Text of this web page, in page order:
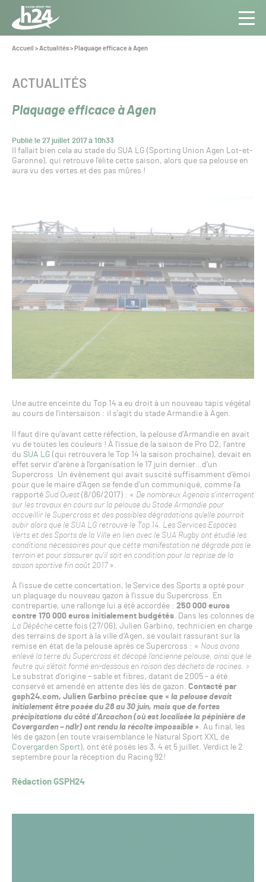
Panneau de gestion des cookies
Aller au contenu
Toute
l’info
Pro
Vous
Accueil >Actualités> Plaquage efficace à Agen
Plaquage efficace à Agen
Publié le 27 juillet 2017 à 10h33
CATÉGORIE :
ACTUALITÉS
Il fallait bien cela au stade du SUA LG (Sporting Union Agen Lot-et-
Garonne), qui retrouve l’élite cette saison, alors que sa pelouse en
aura vu des vertes et des pas mûres !
Une autre enceinte du Top 14 a eu droit à un nouveau tapis végétal
au cours de l’intersaison : il s’agit du stade Armandie à Agen.
Il faut dire qu’avant cette réfection, la pelouse d’Armandie en avait
vu de toutes les couleurs ! À l’issue de la saison de Pro D2, l’antre
du SUA LG (qui retrouvera le Top 14 la saison prochaine), devait en
effet servir d’arène à l’organisation le 17 juin dernier…d’un
Supercross. Un évènement qui avait suscité suffisamment d’émoi
pour que le maire d’Agen se fende d’un communiqué, comme l’a
rapporté Sud Ouest(8/06/2017) : « De nombreux Agenais s’interrogent
sur les travaux en cours sur la pelouse du Stade Armandie pour
accueillir le Supercross et des possibles dégradations qu’elle pourrait
subir alors que le SUA LG retrouve le Top 14. Les Services Espaces
Verts et des Sports de la Ville en lien avec le SUA Rugby ont étudié les
conditions nécessaires pour que cette manifestation ne dégrade pas le
terrain et pour s’assurer qu’il soit en condition pour la reprise de la
saison sportive fin août 2017».
À l’issue de cette concertation, le Service des Sports a opté pour
un plaquage du nouveau gazon à l’issue du Supercross. En
contrepartie, une rallonge lui a été accordée : 250 000 euros
contre 170 000 euros initialement budgétés. Dans les colonnes de
La Dépêchecette fois (27/06), Julien Garbino, technicien en charge
des terrains de sport à la ville d’Agen, se voulait rassurant sur la
remise en état de la pelouse après ce Supercross : « Nous avons
enlevé la terre du Supercross et décapé l’ancienne pelouse, ainsi que le
feutre qui s’était formé en-dessous en raison des déchets de racines. »
Le substrat d’origine – sable et fibres, datant de 2005 – a été
conservé et amendé en attente des lés de gazon. Contacté par
gsph24.com, Julien Garbino précise que « la pelouse devait
initialement être posée du 28 au 30 juin, mais que de fortes
précipitations du côté d’Arcachon (où est localisée la pépinière de
Covergarden – ndlr) ont rendu la récolte impossible » . Au final, les
lés de gazon (en toute vraisemblance le Natural Sport XXL de
Covergarden Sport), ont été posés les 3, 4 et 5 juillet. Verdict le 2
septembre pour la réception du Racing 92!
Rédaction GSPH24